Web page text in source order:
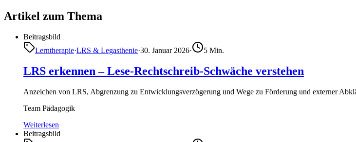
Artikel zum Thema
Beitragsbild
Lerntherapie·LRS & Legasthenie·30. Januar 2026· 5 Min.
LRS erkennen – Lese-Rechtschreib-Schwäche verstehen
Anzeichen von LRS, Abgrenzung zu Entwicklungsverzögerung und Wege zu Förderung und externer
Team Pädagogik
Weiterlesen
Beitragsbild